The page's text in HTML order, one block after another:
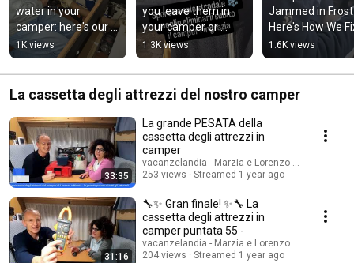
water in your
camper: here's our
filtration system -
#vacanzelandia
1K views
you leave them in
your camper or
remove them
immediately? 👀 -
#vacanzelandia
1.3K views
Jammed in
Here's How We
It1.6K views
La cassetta degli attrezzi del nostro camper
33:35
La grande PESATA della
cassetta degli attrezzi in
camper
vacanzelandia - Marzia e Lorenzo Travel
253 views
Streamed 1 year ago
31:16
🔧✨ Gran finale! ✨🔧 La
cassetta degli attrezzi in
camper puntata 55 -
vacanzelandia - Marzia e Lorenzo Travel
204 views
Streamed 1 year ago